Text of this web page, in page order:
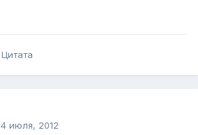
Цитата
4 июля, 2012